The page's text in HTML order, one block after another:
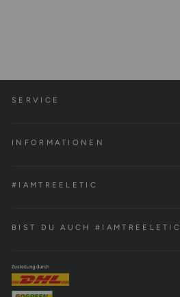
SERVICE
INFORMATIONEN
#IAMTREELETIC
BIST DU AUCH #IAMTREELETIC